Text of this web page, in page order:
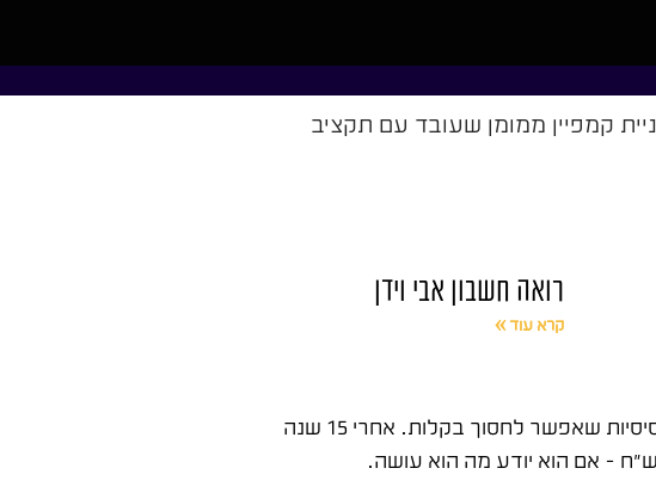
קמפיין ממומן שעובד עם תקציב
רואה חשבון אבי וידן
קרא עוד »
פרסום בפייסבוק לעסקים קטנים הוא הזדמנות אמיתית – אבל רוב עסקים קטנים מבזבזים כסף בגלל טעויות בסיסיות שאפשר לחסוך בקלות. אחרי 15 שנה